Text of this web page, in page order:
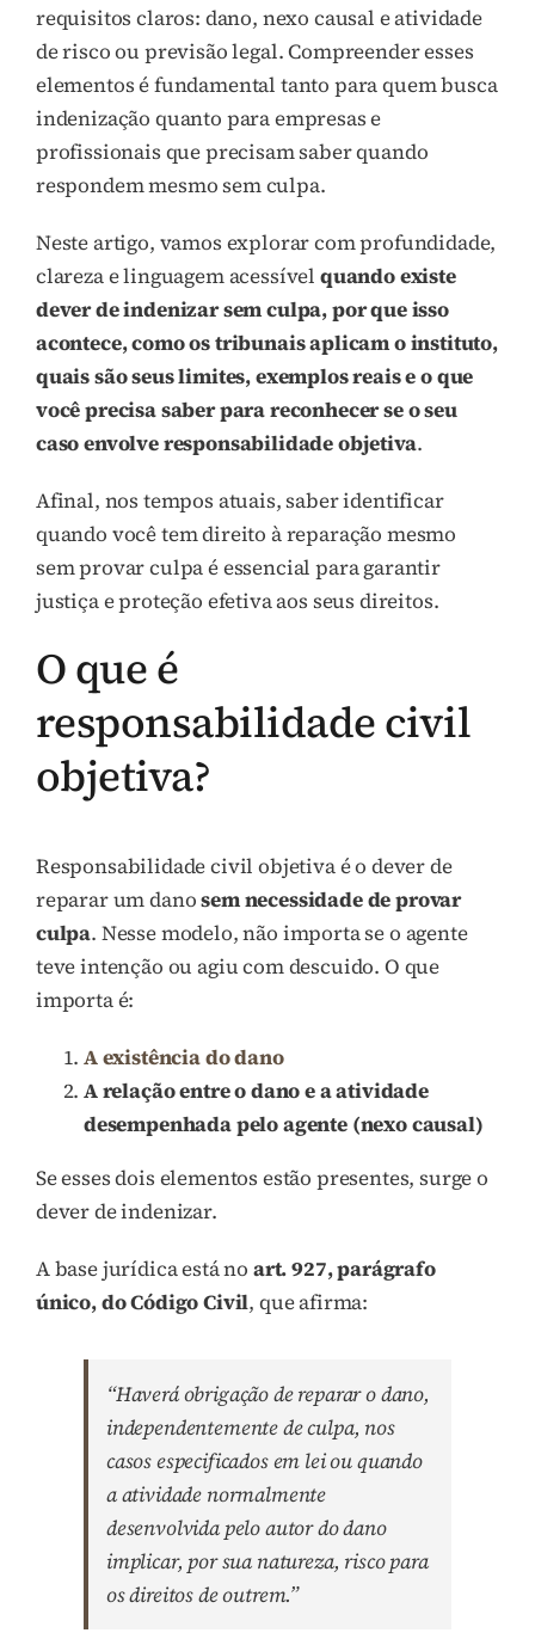
requisitos claros: dano, nexo causal e atividade
de risco ou previsão legal. Compreender esses
elementos é fundamental tanto para quem busca
indenização quanto para empresas e
profissionais que precisam saber quando
respondem mesmo sem culpa.
Neste artigo, vamos explorar com profundidade,
clareza e linguagem acessível quando existe
dever de indenizar sem culpa, por que isso
acontece, como os tribunais aplicam o instituto,
quais são seus limites, exemplos reais e o que
você precisa saber para reconhecer se o seu
caso envolve responsabilidade objetiva.
Afinal, nos tempos atuais, saber identificar
quando você tem direito à reparação mesmo
sem provar culpa é essencial para garantir
justiça e proteção efetiva aos seus direitos.
O que é
responsabilidade civil
objetiva?
Responsabilidade civil objetiva é o dever de
reparar um danosem necessidade de provar
culpa. Nesse modelo, não importa se o agente
teve intenção ou agiu com descuido. O que
importa é:
A existência do dano
A relação entre o dano e a atividade
desempenhada pelo agente (nexo causal)
Se esses dois elementos estão presentes, surge o
dever de indenizar.
A base jurídica está no art. 927, parágrafo
único, do Código Civil, que afirma:
“Haverá obrigação de reparar o dano,
independentemente de culpa, nos
casos especificados em lei ou quando
a atividade normalmente
desenvolvida pelo autor do dano
implicar, por sua natureza, risco para
os direitos de outrem.”